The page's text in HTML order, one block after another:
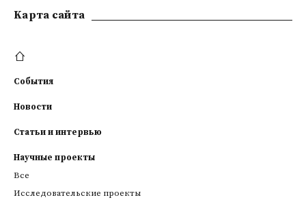
Kарта сайта
События
Новости
Статьи и интервью
Научные проекты
Все
Исследовательские проекты